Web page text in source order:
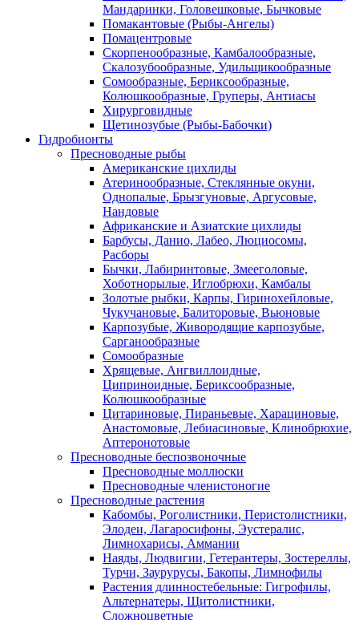
Мандаринки, Головешковые, Бычковые
Помакантовые (Рыбы-Ангелы)
Помацентровые
Скорпенообразные, Камбалообразные,
Скалозубообразные, Удильщикообразные
Сомообразные, Бериксообразные,
Колюшкообразные, Груперы, Антиасы
Хирурговидные
Щетинозубые (Рыбы-Бабочки)
Гидробионты
Пресноводные рыбы
Американские цихлиды
Атеринообразные, Стеклянные окуни,
Однопалые, Брызгуновые, Аргусовые,
Нандовые
Африканские и Азиатские цихлиды
Барбусы, Данио, Лабео, Люциосомы,
Расборы
Бычки, Лабиринтовые, Змееголовые,
Хоботнорылые, Иглобрюхи, Камбалы
Золотые рыбки, Карпы, Гиринохейловые,
Чукучановые, Балиторовые, Вьюновые
Карпозубые, Живородящие карпозубые,
Сарганообразные
Сомообразные
Хрящевые, Ангвиллоидные,
Циприноидные, Бериксообразные,
Колюшкообразные
Цитариновые, Пираньевые, Харациновые,
Анастомовые, Лебиасиновые, Клинобрюхие,
Аптеронотовые
Пресноводные беспозвоночные
Пресноводные моллюски
Пресноводные членистоногие
Пресноводные растения
Кабомбы, Роголистники, Перистолистники,
Элодеи, Лагаросифоны, Эустералис,
Лимнохарисы, Аммании
Наяды, Людвигии, Гетерантеры, Зостереллы,
Турчи, Заурурусы, Бакопы, Лимнофилы
Растения длинностебельные: Гигрофилы,
Альтернатеры, Щитолистники,
Сложноцветные